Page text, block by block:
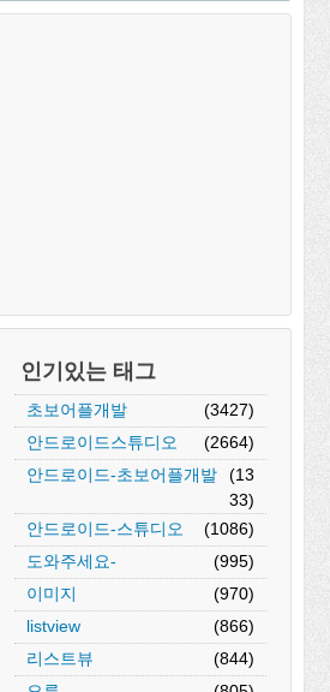
인기있는 태그
초보어플개발
(3427)
안드로이드스튜디오
(2664)
안드로이드-초보어플개발
(13
33)
안드로이드-스튜디오
(1086)
도와주세요-
(995)
이미지
(970)
listview
(866)
리스트뷰
(844)